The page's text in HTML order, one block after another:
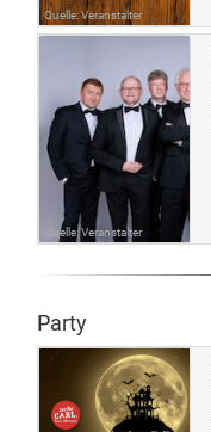
Quelle: Veranstalter
Quelle: Veranstalter
Party